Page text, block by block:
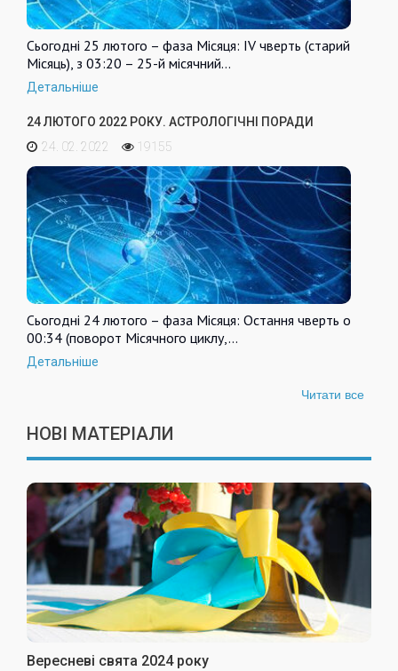
Сьогодні 25 лютого – фаза Місяця: IV чверть (старий
Місяць), з 03:20 – 25-й місячний…
Детальніше
24 ЛЮТОГО 2022 РОКУ. АСТРОЛОГІЧНІ ПОРАДИ
24. 02. 2022
19155
Сьогодні 24 лютого – фаза Місяця: Остання чверть о
00:34 (поворот Місячного циклу,…
Детальніше
Читати все
НОВІ МАТЕРІАЛИ
Вересневі свята 2024 року